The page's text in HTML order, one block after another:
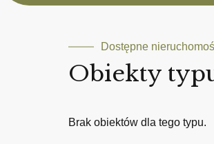
Dostępne
Obiekty
Brak obiektów dla tego typu.